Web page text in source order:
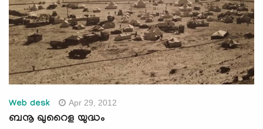
Web desk Apr 29, 2012
ബനൂ ഖുറൈള യുദ്ധം